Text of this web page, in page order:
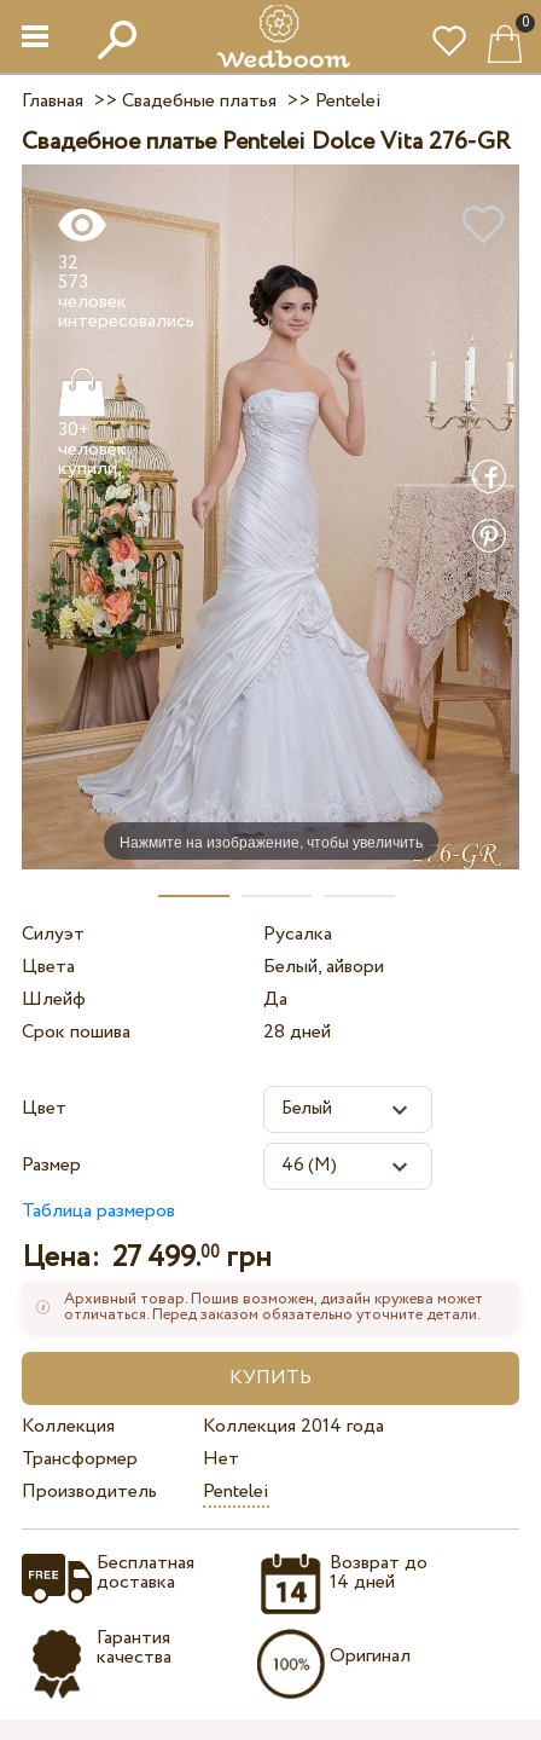
0
Главная >> Свадебные платья >> Pentelei
Свадебное платье Pentelei Dolce Vita 276-GR
Нажмите на изображение, чтобы увеличить
32
573
человек
30+
человек
купили
Силуэт
Русалка
Цвета
Белый, айвори
Шлейф
Да
Срок пошива
28 дней
Цвет
Размер
Таблица размеров
Цена: 27 499.00грн
Архивный товар. Пошив возможен, дизайн кружева может
отличаться. Перед заказом обязательно уточните детали.
Коллекция
Коллекция 2014 года
Трансформер
Нет
Производитель
Pentelei
Бесплатная
доставка
Гарантия
качества
Возврат до
14 дней
Оригинал